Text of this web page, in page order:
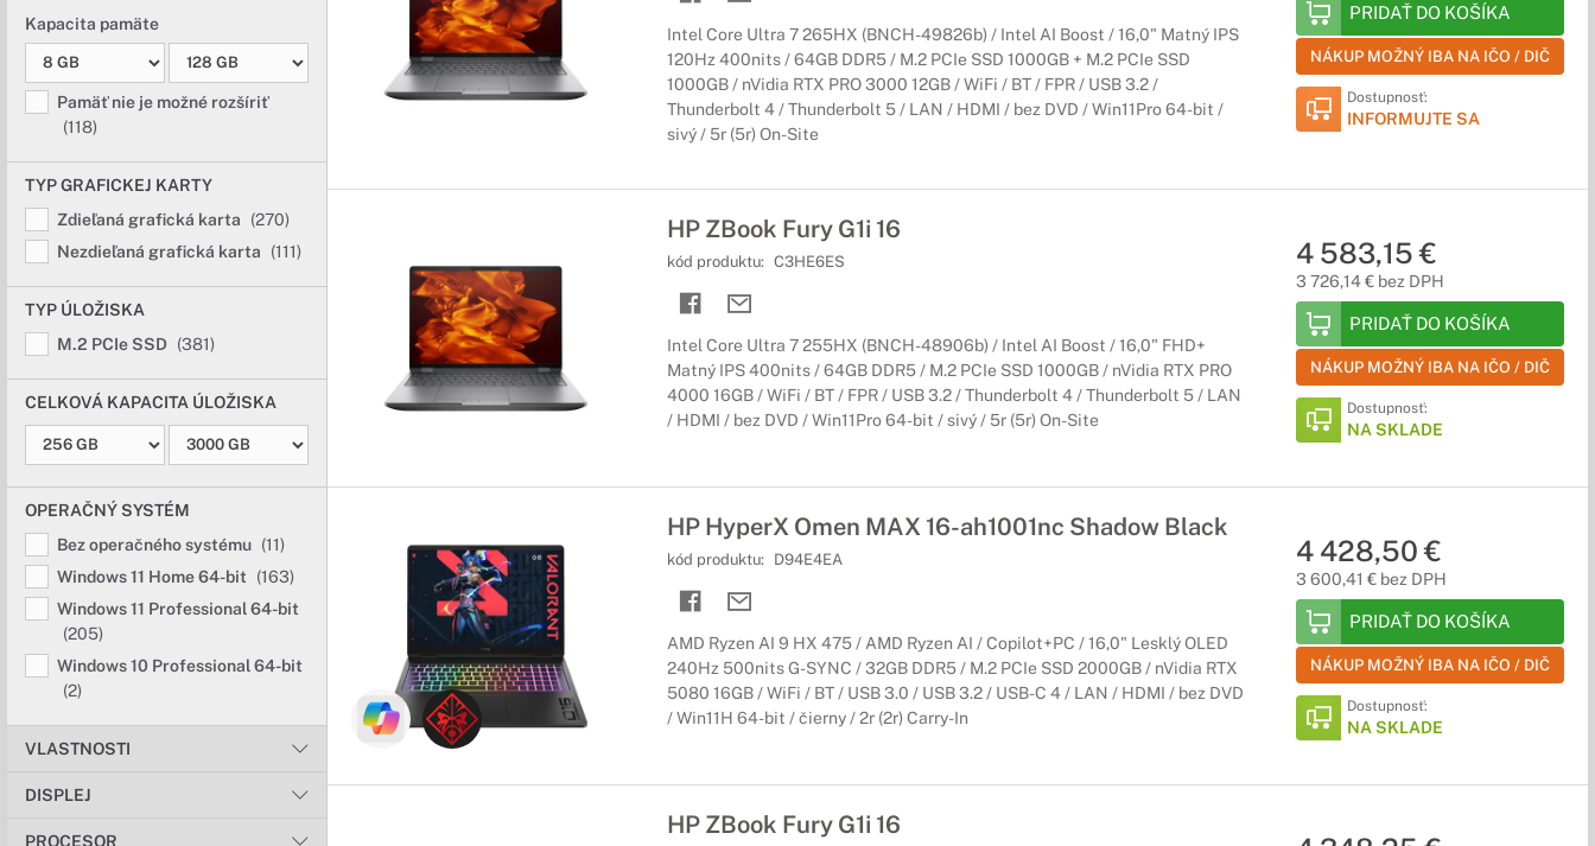
Kapacita pamäte
Pamäť nie je možné rozšíriť
(118)
TYP GRAFICKEJ KARTY
Zdieľaná grafická karta
(270)
Nezdieľaná grafická karta
(111)
TYP ÚLOŽISKA
M.2 PCIe SSD (381)
CELKOVÁ KAPACITA ÚLOŽISKA
OPERAČNÝ SYSTÉM
Bez operačného systému (11)
Windows 11 Home 64-bit
(163)
Windows 11 Professional 64-bit
(205)
Windows 10 Professional 64-bit
(2)
VLASTNOSTI
DISPLEJ
PROCESOR
Intel Core Ultra 7 265HX (BNCH-49826b) / Intel AI Boost / 16,0" Matný IPS
120Hz 400nits / 64GB DDR5 / M.2 PCIe SSD 1000GB + M.2 PCIe SSD
1000GB / nVidia RTX PRO 3000 12GB / WiFi / BT / FPR / USB 3.2 /
Thunderbolt 4 / Thunderbolt 5 / LAN / HDMI / bez DVD / Win11Pro 64-bit /
sivý / 5r (5r) On-Site
PRIDAŤ DO KOŠÍKA
NÁKUP MOŽNÝ IBA NA IČO / DIČ
Dostupnosť:
INFORMUJTE SA
HP ZBook Fury G1i 16
kód produktu: C3HE6ES
Intel Core Ultra 7 255HX (BNCH-48906b) / Intel AI Boost / 16,0" FHD+
Matný IPS 400nits / 64GB DDR5 / M.2 PCIe SSD 1000GB / nVidia RTX PRO
4000 16GB / WiFi / BT / FPR / USB 3.2 / Thunderbolt 4 / Thunderbolt 5 / LAN
/ HDMI / bez DVD / Win11Pro 64-bit / sivý / 5r (5r) On-Site
4 583,15 €
3 726,14 € bez DPH
PRIDAŤ DO KOŠÍKA
NÁKUP MOŽNÝ IBA NA IČO / DIČ
Dostupnosť:
NA SKLADE
HP HyperX Omen MAX 16-ah1001nc Shadow Black
kód produktu: D94E4EA
AMD Ryzen AI 9 HX 475 / AMD Ryzen AI / Copilot+PC / 16,0" Lesklý OLED
240Hz 500nits G-SYNC / 32GB DDR5 / M.2 PCIe SSD 2000GB / nVidia RTX
5080 16GB / WiFi / BT / USB 3.0 / USB 3.2 / USB-C 4 / LAN / HDMI / bez DVD
/ Win11H 64-bit / čierny / 2r (2r) Carry-In
4 428,50 €
3 600,41 € bez DPH
PRIDAŤ DO KOŠÍKA
NÁKUP MOŽNÝ IBA NA IČO / DIČ
Dostupnosť:
NA SKLADE
HP ZBook Fury G1i 16